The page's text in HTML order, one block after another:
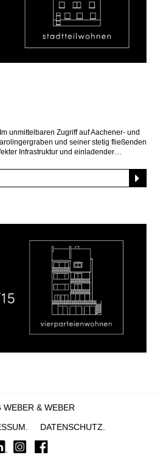
unmittelbaren Zugriff auf Aachener- und
und seiner stetig fließenden
Infrastruktur und einladender
haus – in perfekter sonnenlage. In
wohnwirtschaftlichen Straßenzug
Grafenberger Allee und Staufenplatz,
& WEBER
DATENSCHUTZ